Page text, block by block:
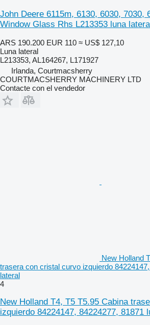
John Deere 6115m, 6130, 6030, 7030,
Window Glass Rhs L213353 luna
ARS 190.200 EUR 110 ≈ US$ 127,10
Luna lateral
L213353, AL164267, L171927
Irlanda, Courtmacsherry
COURTMACSHERRY MACHINERY LTD
Contacte con el vendedor
New Holland
trasera con cristal curvo izquierdo
lateral
4
New Holland T4, T5 T5.95 Cabina
izquierdo 84224147, 84224277, 81871